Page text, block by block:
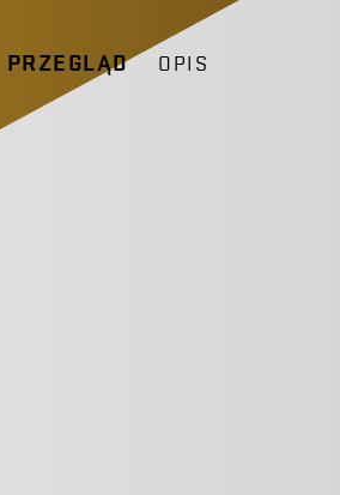
PRZEGLĄD OPIS